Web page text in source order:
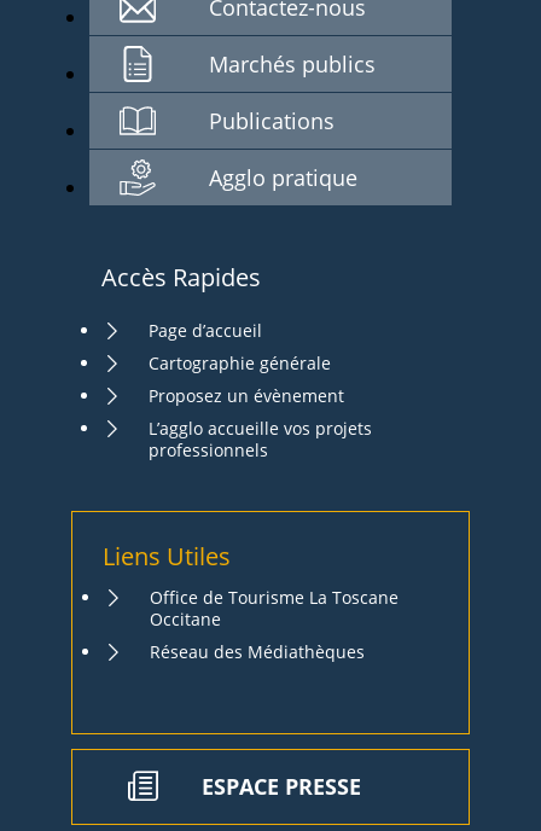
Contactez-nous
Marchés publics
Publications
Agglo pratique
Accès Rapides
Page d’accueil
Cartographie générale
Proposez un évènement
L’agglo accueille vos projets
professionnels
Liens Utiles
Office de Tourisme La Toscane
Occitane
Réseau des Médiathèques
ESPACE PRESSE